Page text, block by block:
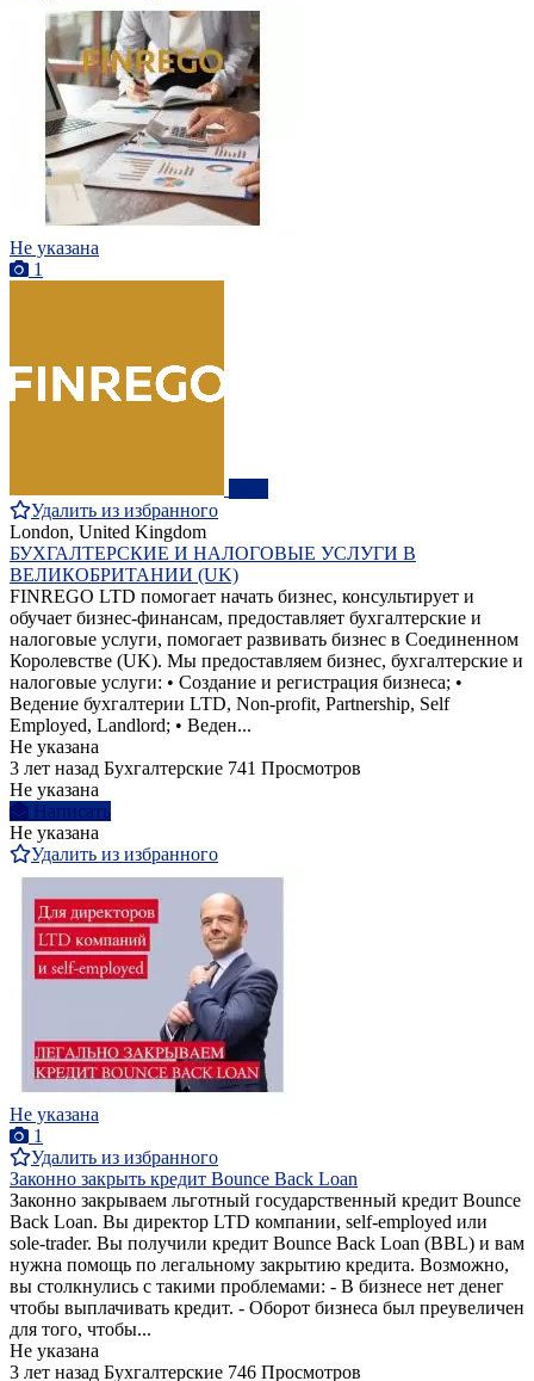
Не указана
1
Удалить из избранного
London, United Kingdom
БУХГАЛТЕРСКИЕ И НАЛОГОВЫЕ УСЛУГИ В
ВЕЛИКОБРИТАНИИ (UK)
FINREGO LTD помогает начать бизнес, консультирует и
обучает бизнес-финансам, предоставляет бухгалтерские и
налоговые услуги, помогает развивать бизнес в Соединенном
Королевстве (UK). Мы предоставляем бизнес, бухгалтерские и
налоговые услуги: • Создание и регистрация бизнеса; •
Ведение бухгалтерии LTD, Non-profit, Partnership, Self
Employed, Landlord; • Веден...
Не указана
3 лет назад Бухгалтерские 741 Просмотров
Не указана
Написать
Не указана
Удалить из избранного
Не указана
1
Удалить из избранного
Законно закрыть кредит Bounce Back Loan
Законно закрываем льготный государственный кредит Bounce
Back Loan. Вы директор LTD компании, self-employed или
sole-trader. Вы получили кредит Bounce Back Loan (BBL) и вам
нужна помощь по легальному закрытию кредита. Возможно,
вы столкнулись с такими проблемами: - В бизнесе нет денег
чтобы выплачивать кредит. - Оборот бизнеса был преувеличен
для того, чтобы...
Не указана
3 лет назад Бухгалтерские 746 Просмотров